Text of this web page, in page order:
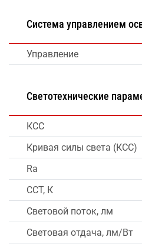
Система управлением
Управление
Светотехнические
КСС
Кривая силы света (КСС)
Ra
CCT, К
Световой поток, лм
Световая отдача, лм/Вт